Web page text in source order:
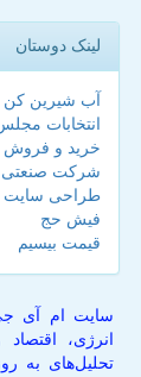
لینک دوستان
آب شیرین
انتخابات
خرید و فروش
شرکت
طراحی سایت
فیش حج
قیمت بیسیم
سایت ام آی
انرژی،
تحلیل‌های به